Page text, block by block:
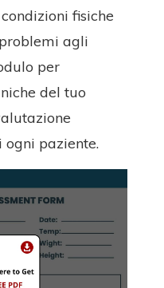
fisiche
agli
per
del tuo
paziente.